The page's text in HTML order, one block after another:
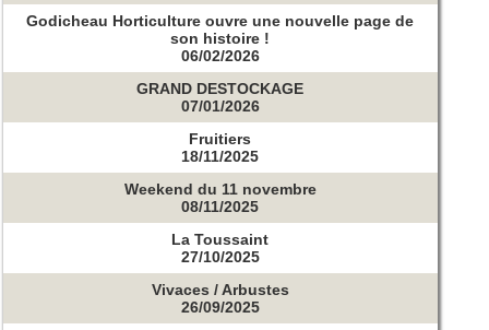
Godicheau Horticulture ouvre une nouvelle page de
son histoire !
06/02/2026
GRAND DESTOCKAGE
07/01/2026
Fruitiers
18/11/2025
Weekend du 11 novembre
08/11/2025
La Toussaint
27/10/2025
Vivaces / Arbustes
26/09/2025